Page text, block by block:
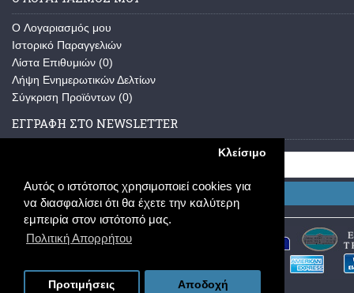
Αυτός ο ιστότοπος χρησιμοποιεί cookies για
να διασφαλίσει ότι θα έχετε την καλύτερη
εμπειρία στον ιστότοπό μας.
Πολιτική Απορρήτου
Κλείσιμο
Προτιμήσεις Αποδοχή
O Λογαριασμός μου
Ιστορικό Παραγγελιών
Λίστα Επιθυμιών (0)
Λήψη Ενημερωτικών Δελτίων
Σύγκριση Προϊόντων (0)
ΕΓΓΡΑΦΗ ΣΤΟ NEWSLETTER
Εγγραφή